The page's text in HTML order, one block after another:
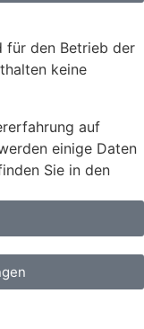
für den Betrieb der
keine
auf
einige Daten
Sie in den